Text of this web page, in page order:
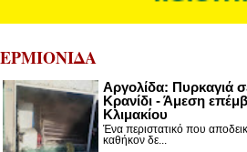
ΕΡΜΙΟΝΙΔΑ
Αργολίδα: Πυρκαγιά
Κρανίδι - Άμεση
Κλιμακίου
Ένα περιστατικό που
καθήκον δε...